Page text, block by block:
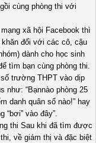
cùng phòng thi với
xã hội Facebook thì
khăn đối với các cô, cậu
dành cho học sinh
tìm bạn cùng phòng thi.
trường THPT vào dịp
như: “Bạnnào phòng 25
danh quân số nào!” hay
“bơi” vào đây”.
thi Sau khi đã tìm được
về giám thị và đặc biệt